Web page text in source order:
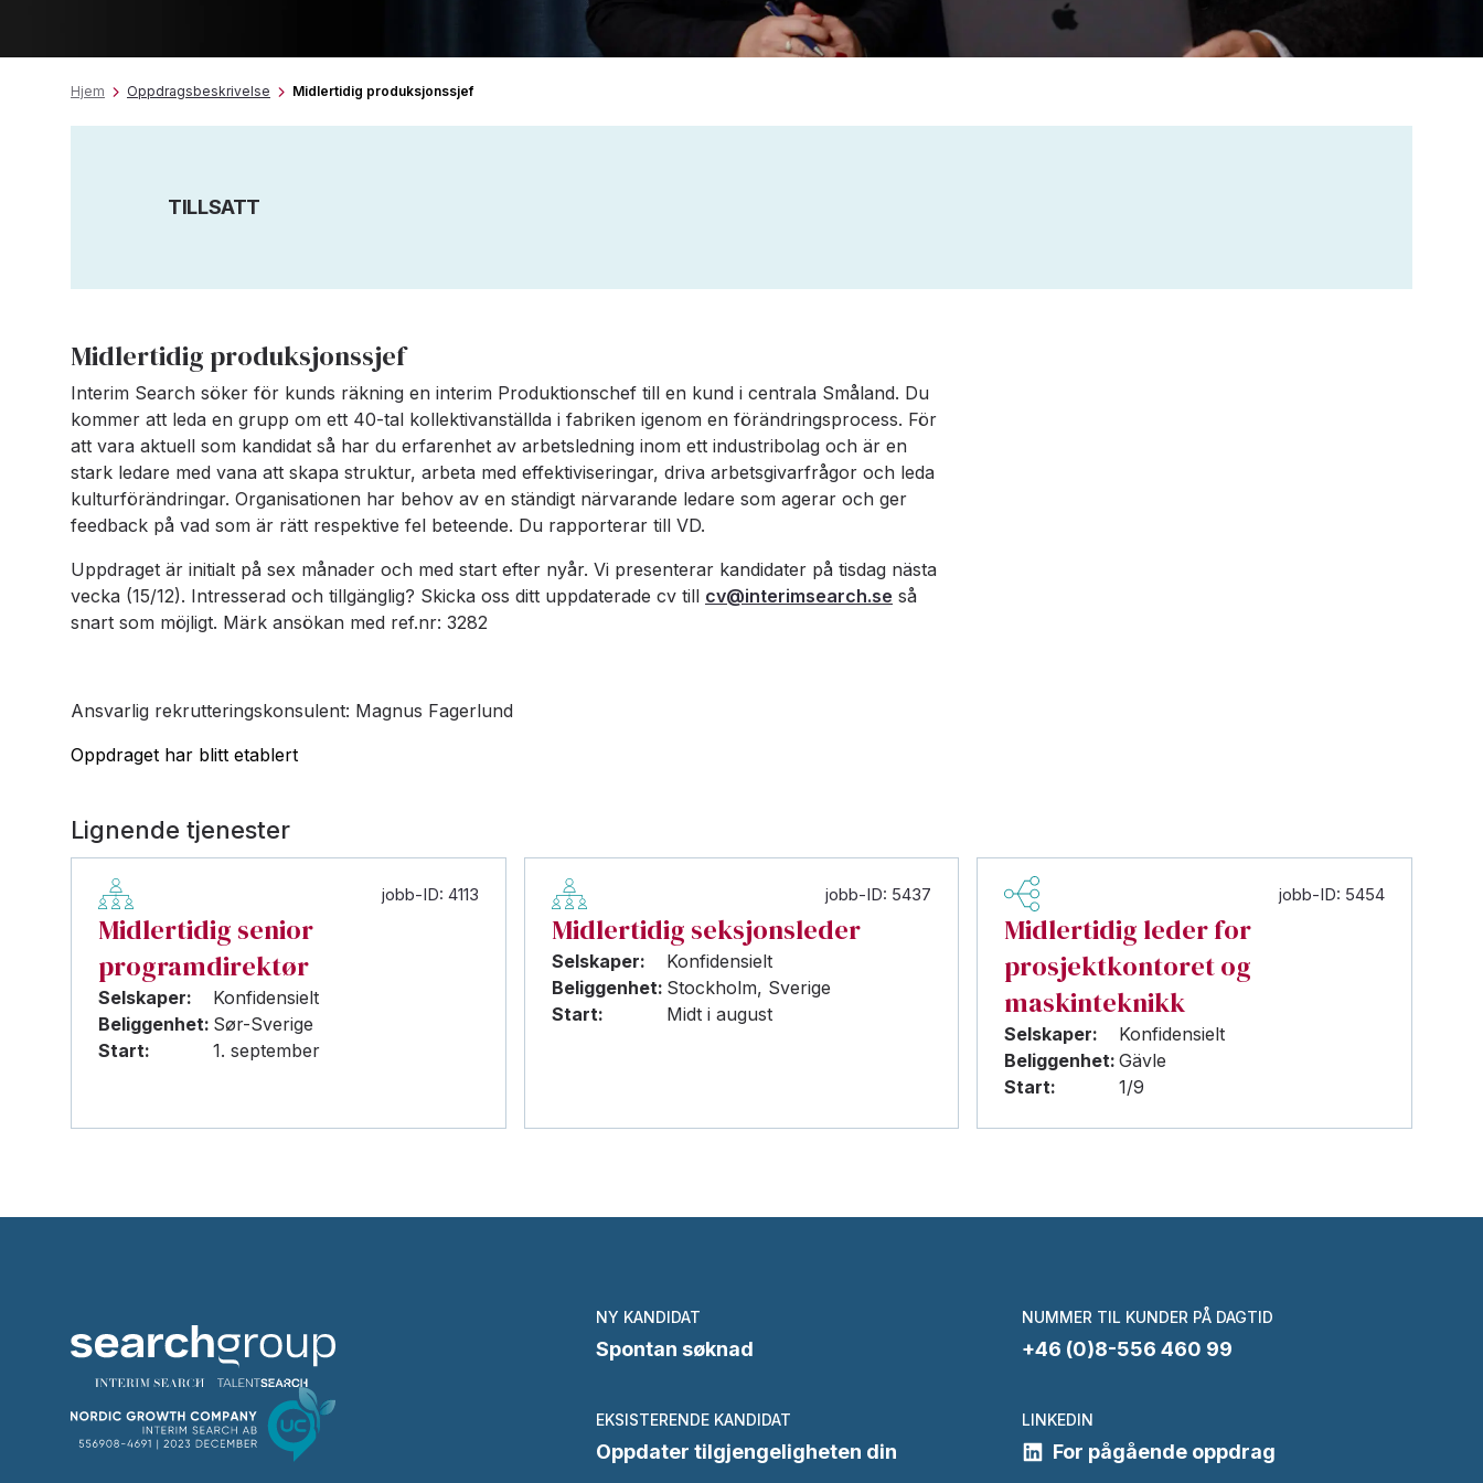
Hjem Oppdragsbeskrivelse Midlertidig produksjonssjef
TILLSATT
Midlertidig produksjonssjef
Interim Search söker för kunds räkning en interim Produktionschef till en kund i centrala Småland. Du
kommer att leda en grupp om ett 40-tal kollektivanställda i fabriken igenom en förändringsprocess. För
att vara aktuell som kandidat så har du erfarenhet av arbetsledning inom ett industribolag och är en
stark ledare med vana att skapa struktur, arbeta med effektiviseringar, driva arbetsgivarfrågor och leda
kulturförändringar. Organisationen har behov av en ständigt närvarande ledare som agerar och ger
feedback på vad som är rätt respektive fel beteende. Du rapporterar till VD.
Uppdraget är initialt på sex månader och med start efter nyår. Vi presenterar kandidater på tisdag nästa
vecka (15/12). Intresserad och tillgänglig? Skicka oss ditt uppdaterade cv till cv@interimsearch.se så
snart som möjligt. Märk ansökan med ref.nr: 3282
Ansvarlig rekrutteringskonsulent: Magnus Fagerlund
Oppdraget har blitt etablert
Lignende tjenester
jobb-ID: 4113
Midlertidig senior
programdirektør
Selskaper:
Konfidensielt
Beliggenhet: Sør-Sverige
Start:
1. september
jobb-ID: 5437
Midlertidig seksjonsleder
Selskaper:
Konfidensielt
Beliggenhet: Stockholm, Sverige
Start:
Midt i august
jobb-ID: 5454
Midlertidig leder for
prosjektkontoret og
maskinteknikk
Selskaper:
Konfidensielt
Beliggenhet: Gävle
Start:
1/9
NY KANDIDAT
Spontan søknad
NUMMER TIL KUNDER PÅ DAGTID
+46 (0)8-556 460 99
EKSISTERENDE KANDIDAT
Oppdater tilgjengeligheten din
LINKEDIN
For pågående oppdrag